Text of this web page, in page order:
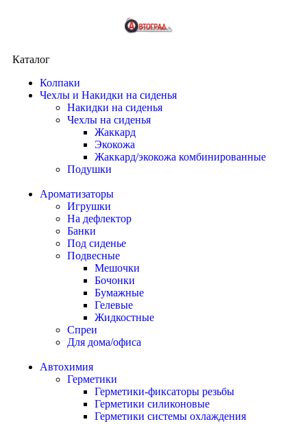
Каталог
Колпаки
Чехлы и Накидки на сиденья
Накидки на сиденья
Чехлы на сиденья
Жаккард
Экокожа
Жаккард/экокожа комбинированные
Подушки
Ароматизаторы
Игрушки
На дефлектор
Банки
Под сиденье
Подвесные
Мешочки
Бочонки
Бумажные
Гелевые
Жидкостные
Спреи
Для дома/офиса
Автохимия
Герметики
Герметики-фиксаторы резьбы
Герметики силиконовые
Герметики системы охлаждения